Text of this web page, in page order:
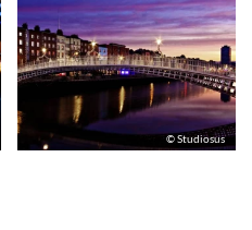
© Studiosus